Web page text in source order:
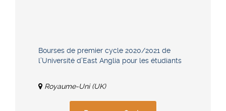
Bourses de premier cycle 2020/2021 de
l’Université d’East Anglia pour les étudiants
Royaume-Uni (UK)